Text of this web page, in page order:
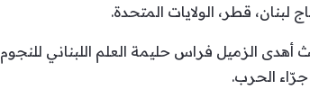
لبنان، قطر، الولايات المتحدة.
الزميل فراس حليمة العلم اللبناني للنجوم
الحرب.